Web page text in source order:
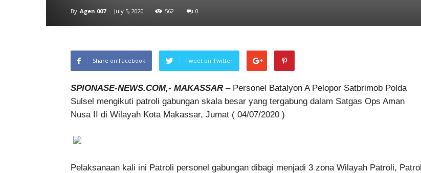
By Agen 007 - July 5, 2020 562 0
Share on Facebook Tweet on Twitter
SPIONASE-NEWS.COM,- MAKASSAR – Personel Batalyon A Pelopor Satbrimob Polda
Sulsel mengikuti patroli gabungan skala besar yang tergabung dalam Satgas Ops Aman
Nusa II di Wilayah Kota Makassar, Jumat ( 04/07/2020 )
Pelaksanaan kali ini Patroli personel gabungan dibagi menjadi 3 zona Wilayah Patroli,